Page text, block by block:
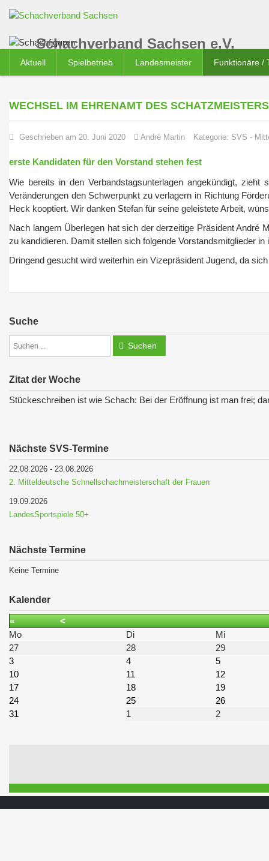
Schachverband Sachsen e.V.
Aktuell Spielbetrieb Landesmeister Funktionäre /
WECHSEL IM EHRENAMT DES SCHATZMEISTERS
Geschrieben am 20. Juni 2020 André Martin Kategorie: SVS -
erste Kandidaten für den Vorstand stehen fest
Wie bereits in den Verbandstagsunterlagen angekündigt,
Veränderungen den Schwerpunkt zu verlagern in Richtung
Heck kooptiert. Wir danken Stefan für seine geleistete Arbeit,
Nach langem Überlegen hat sich der derzeitige Präsident André
zu kandidieren. Damit stellen sich folgende Vorstandsmitglieder
Dringend gesucht wird weiterhin ein Vizepräsident Jugend, da
Suche
Suchen
Zitat der Woche
Stückeschreiben ist wie Schach: Bei der Eröffnung ist man frei;
Nächste SVS-Termine
22.08.2026 - 23.08.2026
2. Mitteldeutsche Schnellschachmeisterschaft der Frauen
19.09.2026
LandesSportspiele 50+
Nächste Termine
Keine Termine
Kalender
«
<
Mo
Di
Mi
27
28
29
3
4
5
10
11
12
17
18
19
24
25
26
31
1 2